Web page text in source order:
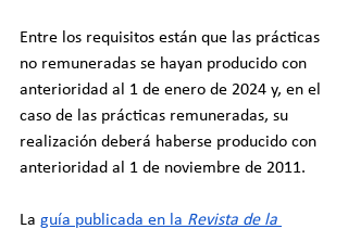
Entre los requisitos están que las prácticas
no remuneradas se hayan producido con
anterioridad al 1 de enero de 2024 y, en el
caso de las prácticas remuneradas, su
realización deberá haberse producido con
anterioridad al 1 de noviembre de 2011.
La guía publicada en la Revista de la